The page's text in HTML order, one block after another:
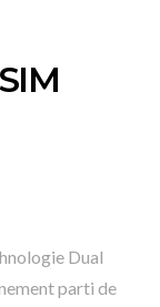
Dual
parti de